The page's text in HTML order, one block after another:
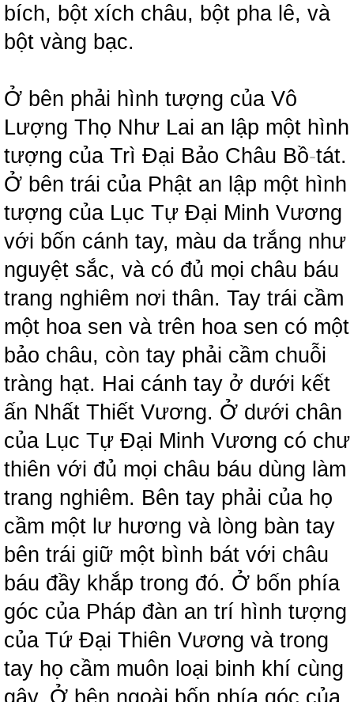
bích, bột xích châu, bột pha lê, và
bột vàng bạc.
Ở bên phải hình tượng của Vô
Lượng Thọ Như Lai an lập một hình
tượng của Trì Đại Bảo Châu Bồ-tát.
Ở bên trái của Phật an lập một hình
tượng của Lục Tự Đại Minh Vương
với bốn cánh tay, màu da trắng như
nguyệt sắc, và có đủ mọi châu báu
trang nghiêm nơi thân. Tay trái cầm
một hoa sen và trên hoa sen có một
bảo châu, còn tay phải cầm chuỗi
tràng hạt. Hai cánh tay ở dưới kết
ấn Nhất Thiết Vương. Ở dưới chân
của Lục Tự Đại Minh Vương có chư
thiên với đủ mọi châu báu dùng làm
trang nghiêm. Bên tay phải của họ
cầm một lư hương và lòng bàn tay
bên trái giữ một bình bát với châu
báu đầy khắp trong đó. Ở bốn phía
góc của Pháp đàn an trí hình tượng
của Tứ Đại Thiên Vương và trong
tay họ cầm muôn loại binh khí cùng
gậy. Ở bên ngoài bốn phía góc của